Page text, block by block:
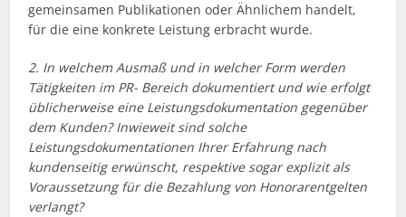
gemeinsamen Publikationen oder Ähnlichem handelt,
für die eine konkrete Leistung erbracht wurde.
2. In welchem Ausmaß und in welcher Form werden
Tätigkeiten im PR- Bereich dokumentiert und wie erfolgt
üblicherweise eine Leistungsdokumentation gegenüber
dem Kunden? Inwieweit sind solche
Leistungsdokumentationen Ihrer Erfahrung nach
kundenseitig erwünscht, respektive sogar explizit als
Voraussetzung für die Bezahlung von Honorarentgelten
verlangt?